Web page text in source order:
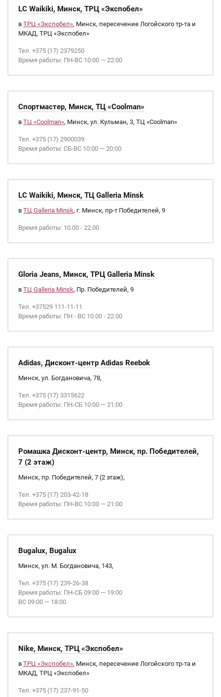
LC Waikiki, Минск, ТРЦ «Экспобел»
в ТРЦ «Экспобел», Минск, пересечение Логойского тр-та и
МКАД, ТРЦ «Экспобел»
Тел. +375 (17) 2379250
Время работы: ПН-ВС 10:00 — 22:00
Спортмастер, Минск, ТЦ «Coolman»
в ТЦ «Coolman», Минск, ул. Кульман, 3, ТЦ «Coolman»
Тел. +375 (17) 2900039
Время работы: СБ-ВС 10:00 — 20:00
LC Waikiki, Минск, ТЦ Galleria Minsk
в ТЦ Galleria Minsk, г. Минск, пр-т Победителей, 9
Время работы: 10.00 - 22.00
Gloria Jeans, Минск, ТРЦ Galleria Minsk
в ТЦ Galleria Minsk, Пр. Победителей, 9
Тел. +37529 111-11-11
Время работы: ПН - ВС 10.00 - 22.00
Adidas, Дисконт-центр Adidas Reebok
Минск, ул. Богдановича, 78,
Тел. +375 (17) 3315622
Время работы: ПН-СБ 10:00 — 21:00
Ромашка Дисконт-центр, Минск, пр. Победителей,
7 (2 этаж)
Минск, пр. Победителей, 7 (2 этаж),
Тел. +375 (17) 203-42-18
Время работы: ПН-ВС 10:00 — 21:00
Bugalux, Bugalux
Минск, ул. М. Богдановича, 143,
Тел. +375 (17) 239-26-38
Время работы: ПН-СБ 09:00 — 19:00
ВС 09:00 — 18:00
Nike, Минск, ТРЦ «Экспобел»
в ТРЦ «Экспобел», Минск, пересечение Логойского тр-та и
МКАД, ТРЦ «Экспобел»
Тел. +375 (17) 237-91-50